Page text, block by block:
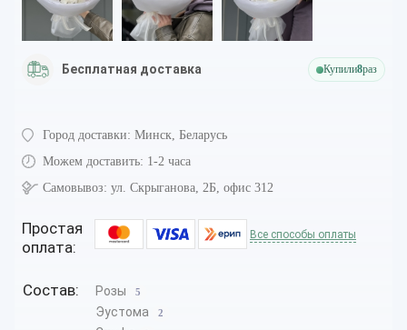
Бесплатная доставка Купили8раз
Город доставки: Минск, Беларусь
Можем доставить: 1-2 часа
Самовывоз: ул. Скрыганова, 2Б, офис 312
Простая
оплата:
Все способы оплаты
Состав: Розы 5
Эустома 2